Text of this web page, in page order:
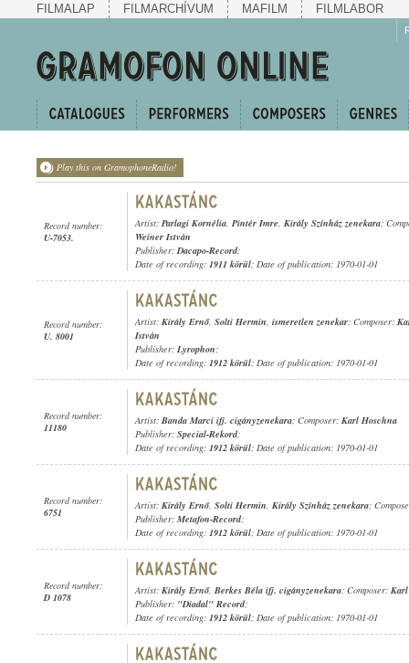
FILMALAP FILMARCHÍVUM MAFILM FILMLABOR
Play this on GramophoneRadio!
Record number:
U-7053.
Artist: Parlagi Kornélia, Pintér Imre, Király Színház zenekara;
Weiner István
Publisher:Dacapo-Record;
Date of recording: 1911 körül; Date of publication: 1970-01-01
Record number:
U. 8001
Artist: Király Ernő, Solti Hermin, ismeretlen zenekar; Composer:
István
Publisher: Lyrophon;
Date of recording: 1912 körül; Date of publication: 1970-01-01
Record number:
11180
Artist: Banda Marci ifj. cigányzenekara; Composer: Karl Hoschna
Publisher: Special-Rekord;
Date of recording: 1912 körül; Date of publication: 1970-01-01
Record number:
6751
Artist: Király Ernő, Solti Hermin, Király Színház zenekara;
Publisher: Metafon-Record;
Date of recording: 1912 körül; Date of publication: 1970-01-01
Record number:
D 1078
Artist: Király Ernő, Berkes Béla ifj. cigányzenekara; Composer:
Publisher: "Diadal" Record;
Date of recording: 1912 körül; Date of publication: 1970-01-01